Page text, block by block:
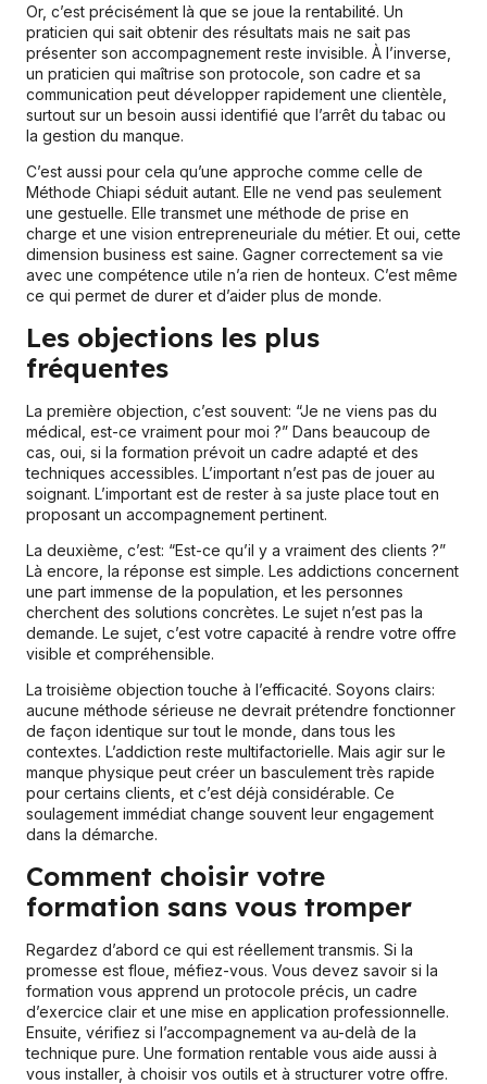
Or, c’est précisément là que se joue la rentabilité. Un
praticien qui sait obtenir des résultats mais ne sait pas
présenter son accompagnement reste invisible. À l’inverse,
un praticien qui maîtrise son protocole, son cadre et sa
communication peut développer rapidement une clientèle,
surtout sur un besoin aussi identifié que l’arrêt du tabac ou
la gestion du manque.
C’est aussi pour cela qu’une approche comme celle de
Méthode Chiapi séduit autant. Elle ne vend pas seulement
une gestuelle. Elle transmet une méthode de prise en
charge et une vision entrepreneuriale du métier. Et oui, cette
dimension business est saine. Gagner correctement sa vie
avec une compétence utile n’a rien de honteux. C’est même
ce qui permet de durer et d’aider plus de monde.
Les objections les plus
fréquentes
La première objection, c’est souvent: “Je ne viens pas du
médical, est-ce vraiment pour moi ?” Dans beaucoup de
cas, oui, si la formation prévoit un cadre adapté et des
techniques accessibles. L’important n’est pas de jouer au
soignant. L’important est de rester à sa juste place tout en
proposant un accompagnement pertinent.
La deuxième, c’est: “Est-ce qu’il y a vraiment des clients ?”
Là encore, la réponse est simple. Les addictions concernent
une part immense de la population, et les personnes
cherchent des solutions concrètes. Le sujet n’est pas la
demande. Le sujet, c’est votre capacité à rendre votre offre
visible et compréhensible.
La troisième objection touche à l’efficacité. Soyons clairs:
aucune méthode sérieuse ne devrait prétendre fonctionner
de façon identique sur tout le monde, dans tous les
contextes. L’addiction reste multifactorielle. Mais agir sur le
manque physique peut créer un basculement très rapide
pour certains clients, et c’est déjà considérable. Ce
soulagement immédiat change souvent leur engagement
dans la démarche.
Comment choisir votre
formation sans vous tromper
Regardez d’abord ce qui est réellement transmis. Si la
promesse est floue, méfiez-vous. Vous devez savoir si la
formation vous apprend un protocole précis, un cadre
d’exercice clair et une mise en application professionnelle.
Ensuite, vérifiez si l’accompagnement va au-delà de la
technique pure. Une formation rentable vous aide aussi à
vous installer, à choisir vos outils et à structurer votre offre.